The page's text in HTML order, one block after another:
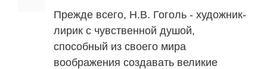
Прежде всего, Н.В. Гоголь - художник-
лирик с чувственной душой,
способный из своего мира
воображения создавать великие